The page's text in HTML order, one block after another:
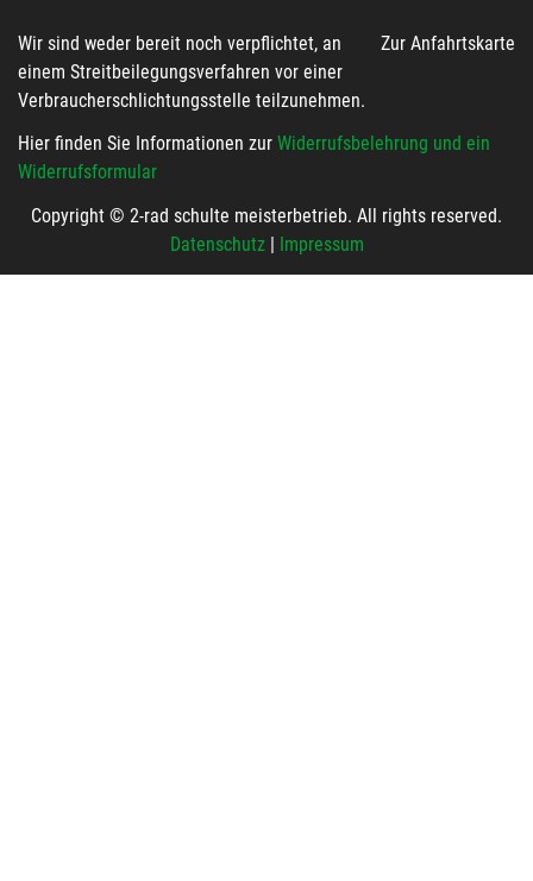
Zur Anfahrtskarte
Wir sind weder bereit noch verpflichtet, an
einem Streitbeilegungsverfahren vor einer
Verbraucherschlichtungsstelle teilzunehmen.
Hier finden Sie Informationen zur Widerrufsbelehrung und ein
Widerrufsformular
Copyright © 2-rad schulte meisterbetrieb. All rights reserved.
Datenschutz| Impressum